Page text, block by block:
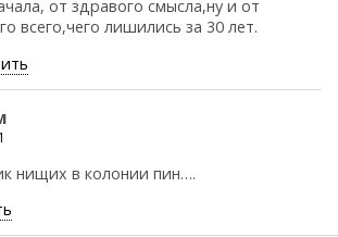
от здравого смысла,ну и от
всего,чего лишились за 30 лет.
нищих в колонии пин….